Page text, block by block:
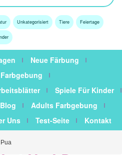
Unkategorisiert Tiere Feiertage
Neue Färbung
Spiele Für Kinder
Blog
Adults Farbgebung
Uns Test-Seite Kontakt